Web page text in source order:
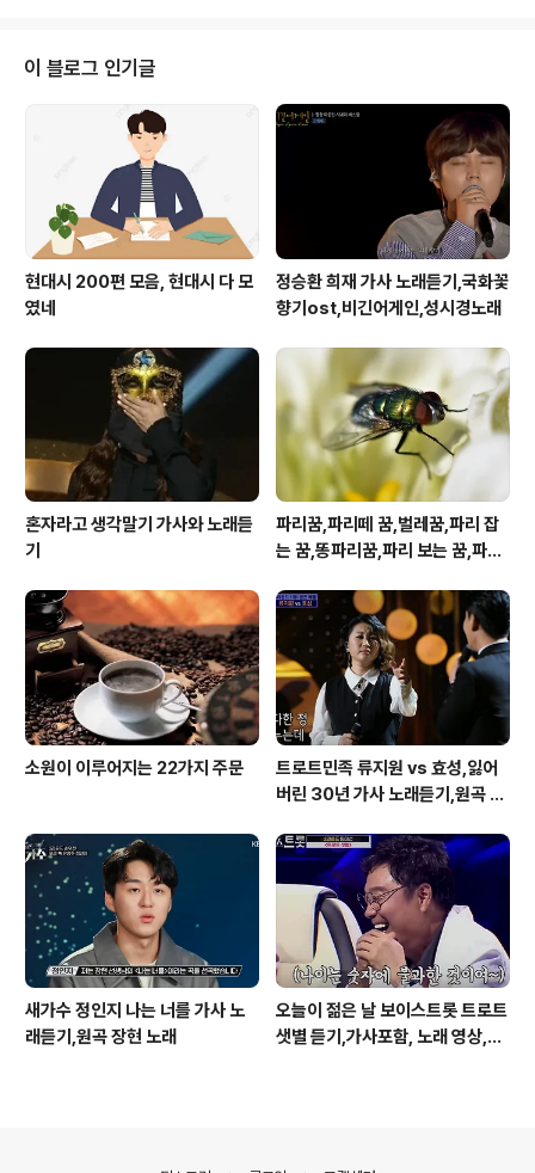
가지를 정하시는 것도 좋을 듯 합니다. 전국에서 행사와 축
제가 진행되고 있으니 갈 곳이 너무 너무 많네요! 부여서동
연꽃축제2022.07.14~2022.07.17예정충남 부여군 [문
화관광축제]제25회 보령머드축제2022.07.16~2022.0
8.15예정충남 보령시 2022 태안 수국꽃박람회2022...
이 블로그 인기글
현대시 200편 모음, 현대시 다 모
였네
정승환 희재 가사 노래듣기,국화꽃
향기ost,비긴어게인,성시경노래
혼자라고 생각말기 가사와 노래듣
기
파리꿈,파리떼 꿈,벌레꿈,파리 잡
는 꿈,똥파리꿈,파리 보는 꿈,파리
소원이 이루어지는 22가지 주문
트로트민족 류지원 vs 효성,잃어
버린 30년 가사 노래듣기,원곡 설
새가수 정인지 나는 너를 가사 노
래듣기,원곡 장현 노래
오늘이 젊은 날 보이스트롯 트로트
샛별 듣기,가사포함, 노래 영상,원